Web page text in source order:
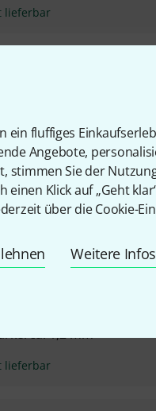
ein fluffiges
Angebote,
stimmen Sie der
Klick auf „Geht
über die Cookie-
Weitere Infos
lieferbar
Stärke
echtem Milchstein
(B x H): ca. 24 x 28 mm
lieferbar
Plecs Small Triangle
ca. 1,2 mm
lieferbar